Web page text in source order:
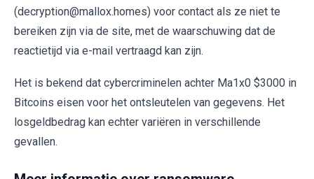
(decryption@mallox.homes) voor contact als ze niet te
bereiken zijn via de site, met de waarschuwing dat de
reactietijd via e-mail vertraagd kan zijn.
Het is bekend dat cybercriminelen achter Ma1x0 $3000 in
Bitcoins eisen voor het ontsleutelen van gegevens. Het
losgeldbedrag kan echter variëren in verschillende
gevallen.